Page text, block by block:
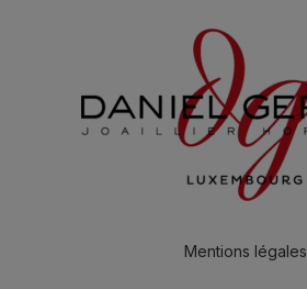
Mentions légales